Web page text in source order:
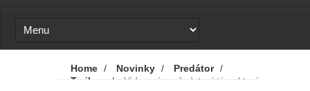
Spider-Man: Zbrusu nový den - Sám
šéfu Marvelu je zaskočen tím, jak
Home / Novinky / Predátor /
Trailery
/
Video vám představí tým, který